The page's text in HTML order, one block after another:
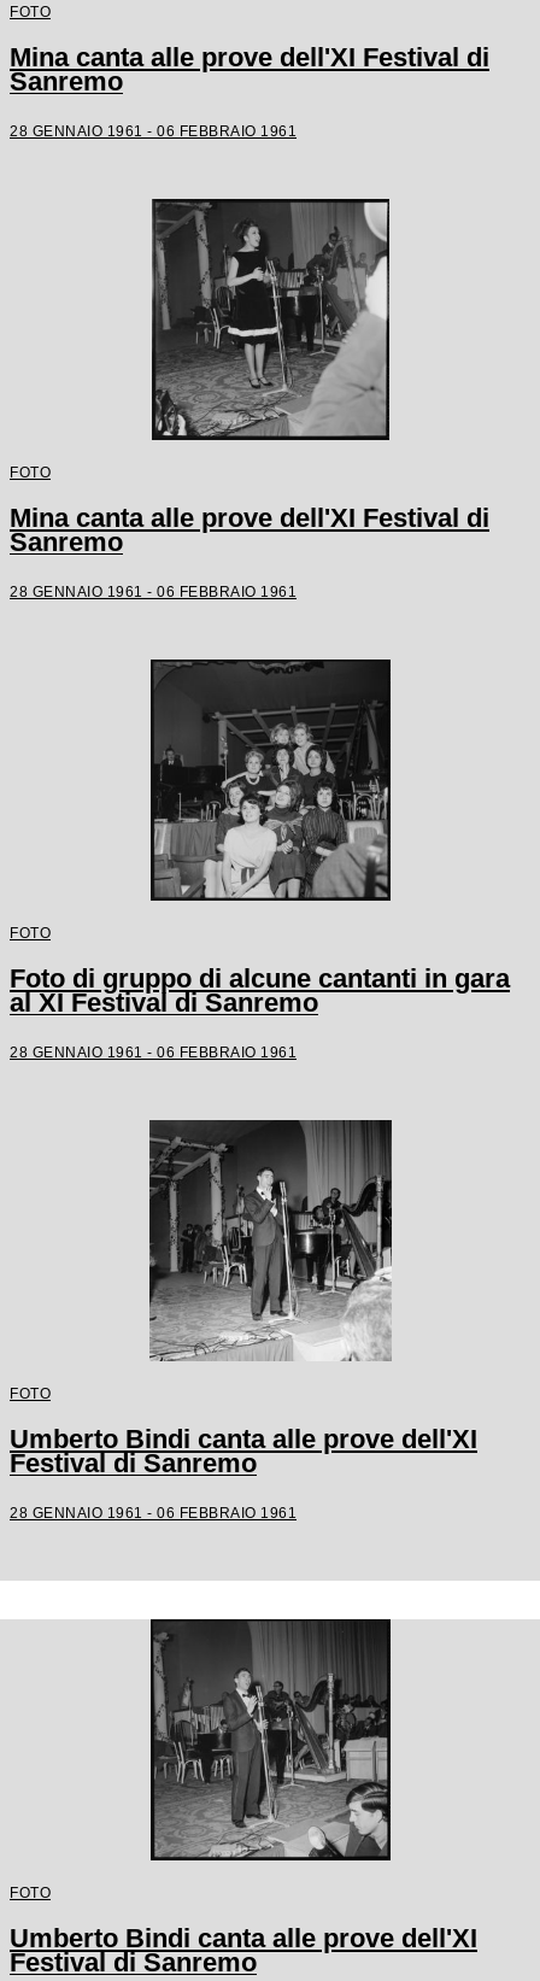
FOTO
Mina canta alle prove dell'XI Festival di
Sanremo
28 GENNAIO 1961 - 06 FEBBRAIO 1961
FOTO
Mina canta alle prove dell'XI Festival di
Sanremo
28 GENNAIO 1961 - 06 FEBBRAIO 1961
FOTO
Foto di gruppo di alcune cantanti in gara
al XI Festival di Sanremo
28 GENNAIO 1961 - 06 FEBBRAIO 1961
FOTO
Umberto Bindi canta alle prove dell'XI
Festival di Sanremo
28 GENNAIO 1961 - 06 FEBBRAIO 1961
FOTO
Umberto Bindi canta alle prove dell'XI
Festival di Sanremo